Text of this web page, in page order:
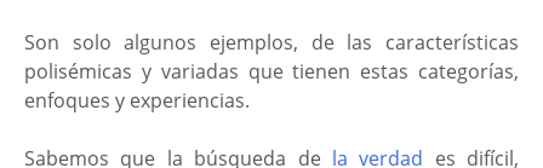
Son solo algunos ejemplos, de las características
polisémicas y variadas que tienen estas categorías,
enfoques y experiencias.
Sabemos que la búsqueda de la verdad es difícil,